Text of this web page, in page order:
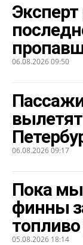
06.08.2026 09:50
06.08.2026 09:17
Пока
финны
05.08.2026 18:14